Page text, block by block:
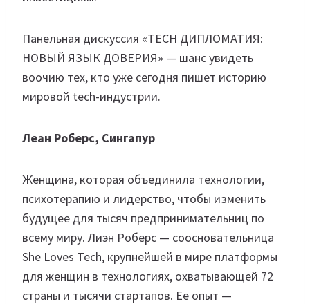
Панельная дискуссия «TECH ДИПЛОМАТИЯ:
НОВЫЙ ЯЗЫК ДОВЕРИЯ» — шанс увидеть
воочию тех, кто уже сегодня пишет историю
мировой tech-индустрии.
Леан Роберс, Сингапур
Женщина, которая объединила технологии,
психотерапию и лидерство, чтобы изменить
будущее для тысяч предпринимательниц по
всему миру. Лиэн Роберс — соосновательница
She Loves Tech, крупнейшей в мире платформы
для женщин в технологиях, охватывающей 72
страны и тысячи стартапов. Ее опыт —